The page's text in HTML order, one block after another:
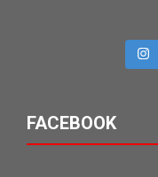
FACEBOOK